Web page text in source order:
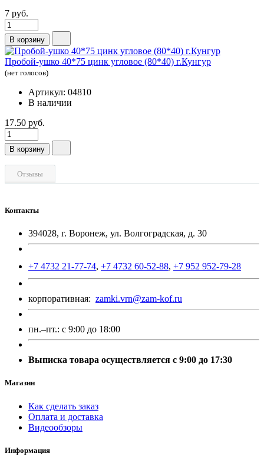
7 руб.
В корзину
Пробой-ушко 40*75 цинк угловое (80*40) г.Кунгур
(нет голосов)
Артикул: 04810
В наличии
17.50 руб.
В корзину
Отзывы
Контакты
394028, г. Воронеж, ул. Волгоградская, д. 30
+7 4732 21-77-74, +7 4732 60-52-88, +7 952 952-79-28
корпоративная: zamki.vrn@zam-kof.ru
пн.–пт.: с 9:00 до 18:00
Выписка товара осуществляется с 9:00 до 17:30
Магазин
Как сделать заказ
Оплата и доставка
Видеообзоры
Информация